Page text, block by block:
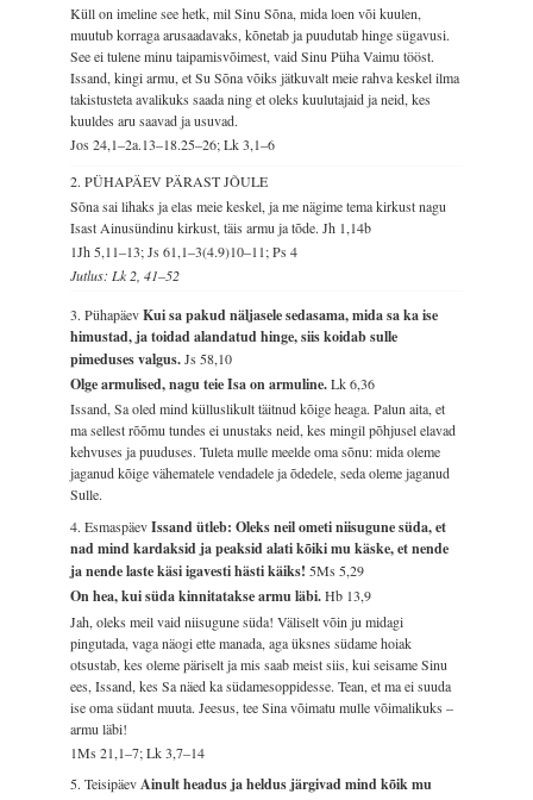
Küll on imeline see hetk, mil Sinu Sõna, mida loen või kuulen,
muutub korraga arusaadavaks, kõnetab ja puudutab hinge sügavusi.
See ei tulene minu taipamisvõimest, vaid Sinu Püha Vaimu tööst.
Issand, kingi armu, et Su Sõna võiks jätkuvalt meie rahva keskel ilma
takistusteta avalikuks saada ning et oleks kuulutajaid ja neid, kes
kuuldes aru saavad ja usuvad.
Jos 24,1–2a.13–18.25–26; Lk 3,1–6
2. PÜHAPÄEV PÄRAST JÕULE
Sõna sai lihaks ja elas meie keskel, ja me nägime tema kirkust nagu
Isast Ainusündinu kirkust, täis armu ja tõde.Jh 1,14b
1Jh 5,11–13; Js 61,1–3(4.9)10–11; Ps 4
Jutlus: Lk 2, 41–52
3. PühapäevKui sa pakud näljasele sedasama, mida sa ka ise
himustad, ja toidad alandatud hinge, siis koidab sulle
pimeduses valgus.Js 58,10
Olge armulised, nagu teie Isa on armuline.Lk 6,36
Issand, Sa oled mind külluslikult täitnud kõige heaga. Palun aita, et
ma sellest rõõmu tundes ei unustaks neid, kes mingil põhjusel elavad
kehvuses ja puuduses. Tuleta mulle meelde oma sõnu: mida oleme
jaganud kõige vähematele vendadele ja õdedele, seda oleme jaganud
Sulle.
4. EsmaspäevIssand ütleb: Oleks neil ometi niisugune süda, et
nad mind kardaksid ja peaksid alati kõiki mu käske, et nende
ja nende laste käsi igavesti hästi käiks!5Ms 5,29
On hea, kui süda kinnitatakse armu läbi.Hb 13,9
Jah, oleks meil vaid niisugune süda! Väliselt võin ju midagi
pingutada, vaga näogi ette manada, aga üksnes südame hoiak
otsustab, kes oleme päriselt ja mis saab meist siis, kui seisame Sinu
ees, Issand, kes Sa näed ka südamesoppidesse. Tean, et ma ei suuda
ise oma südant muuta. Jeesus, tee Sina võimatu mulle võimalikuks –
armu läbi!
1Ms 21,1–7; Lk 3,7–14
5. TeisipäevAinult headus ja heldus järgivad mind kõik mu